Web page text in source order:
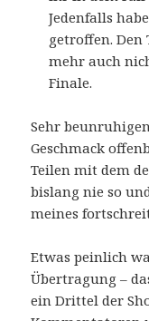
Jedenfalls
getroffen.
mehr auch
Finale.
Sehr
Geschmack
Teilen mit dem
bislang nie so
meines
Etwas peinlich
Übertragung –
ein Drittel der